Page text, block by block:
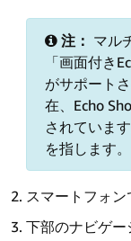
注： マル
「画面付き
がサポート
在、Echo
されていま
を指します。
スマートフォン
下部のナビゲ